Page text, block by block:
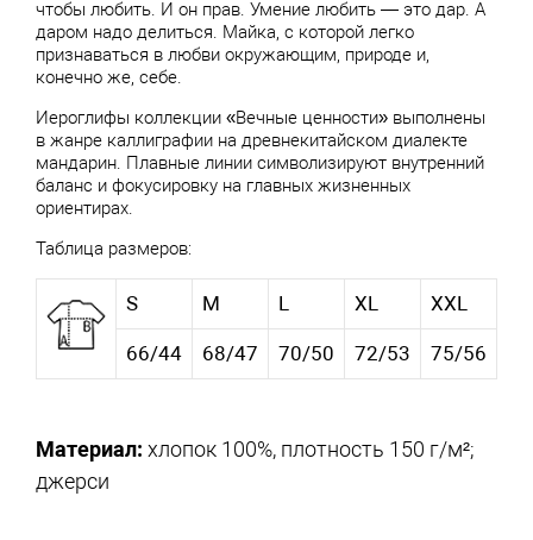
чтобы любить. И он прав. Умение любить — это дар. А
даром надо делиться. Майка, с которой легко
признаваться в любви окружающим, природе и,
конечно же, себе.
Иероглифы коллекции «Вечные ценности» выполнены
в жанре каллиграфии на древнекитайском диалекте
мандарин. Плавные линии символизируют внутренний
баланс и фокусировку на главных жизненных
ориентирах.
Таблица размеров:
S M L XL XXL
66/44 68/47 70/50 72/53 75/56
Материал: хлопок 100%, плотность 150 г/м²;
джерси